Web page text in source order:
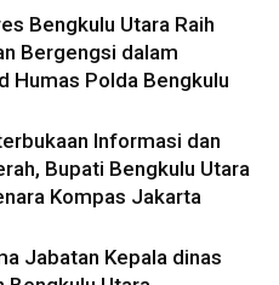
Bengkulu Utara Raih
Bergengsi dalam
Humas Polda Bengkulu
Informasi dan
Bupati Bengkulu Utara
Kompas Jakarta
Jabatan Kepala dinas